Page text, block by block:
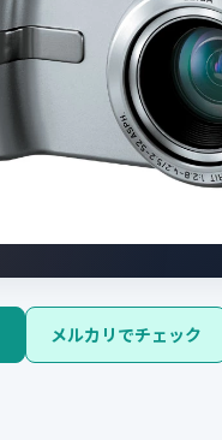
メルカリでチェック